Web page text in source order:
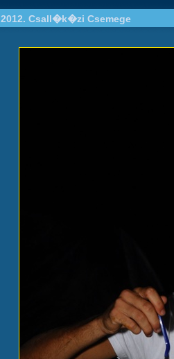
2012. Csall�k�zi Csemege